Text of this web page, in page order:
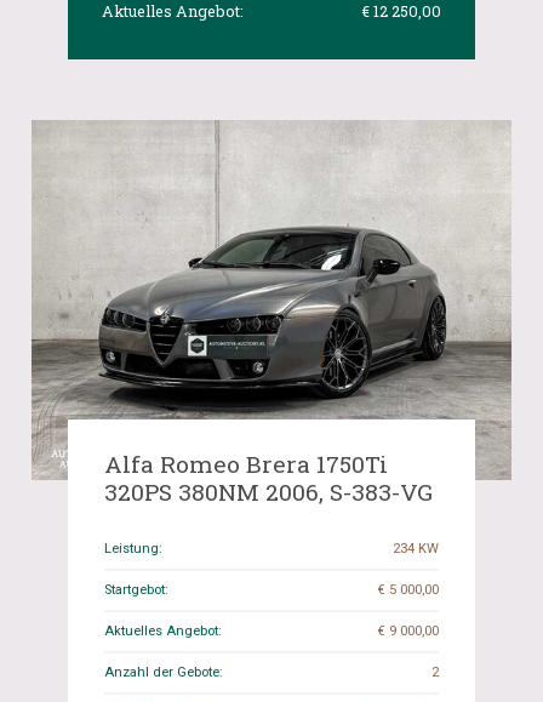
Aktuelles Angebot:
€ 12 250,00
Alfa Romeo Brera 1750Ti
320PS 380NM 2006, S-383-VG
Leistung: 234 KW
Startgebot: € 5 000,00
Aktuelles Angebot: € 9 000,00
Anzahl der Gebote: 2